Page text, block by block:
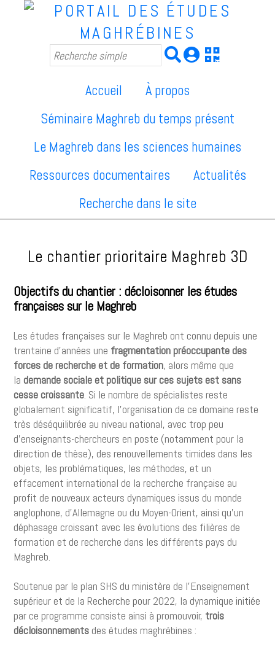
Accueil
À propos
Séminaire Maghreb du temps présent
Le Maghreb dans les sciences humaines
Ressources documentaires
Actualités
Recherche dans le site
Le chantier prioritaire Maghreb 3D
Objectifs du chantier : décloisonner les études
françaises sur le Maghreb
Les études françaises sur le Maghreb ont connu depuis une
trentaine d’années une fragmentation préoccupante des
forces de recherche et de formation, alors même que
la demande sociale et politique sur ces sujets est sans
cesse croissante. Si le nombre de spécialistes reste
globalement significatif, l’organisation de ce domaine reste
très déséquilibrée au niveau national, avec trop peu
d’enseignants-chercheurs en poste (notamment pour la
direction de thèse), des renouvellements timides dans les
objets, les problématiques, les méthodes, et un
effacement international de la recherche française au
profit de nouveaux acteurs dynamiques issus du monde
anglophone, d’Allemagne ou du Moyen-Orient, ainsi qu’un
déphasage croissant avec les évolutions des filières de
formation et de recherche dans les différents pays du
Maghreb.
Soutenue par le plan SHS du ministère de l’Enseignement
supérieur et de la Recherche pour 2022, la dynamique initiée
par ce programme consiste ainsi à promouvoir, trois
décloisonnements des études maghrébines :